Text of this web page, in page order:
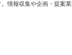
情報収集や企画・提案